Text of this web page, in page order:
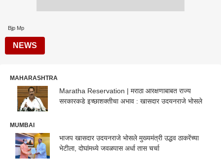
Bjp Mp
NEWS
MAHARASHTRA
Maratha Reservation | मराठा आरक्षणाबाबत राज्य
सरकारकडे इच्छाशक्तीचा अभाव : खासदार उदयनराजे भोसले
MUMBAI
भाजप खासदार उदयनराजे भोसले मुख्यमंत्री उद्धव ठाकरेंच्या
भेटीला, दोघांमध्ये जवळपास अर्धा तास चर्चा